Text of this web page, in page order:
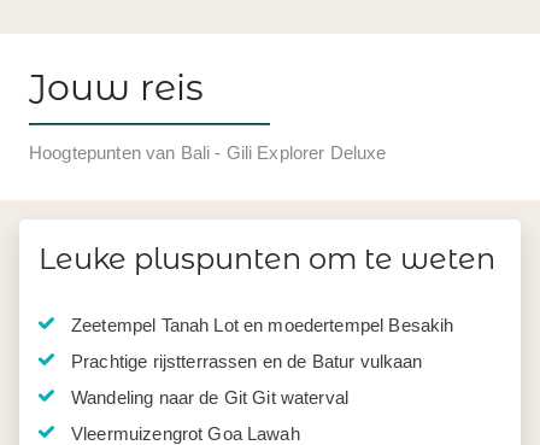
Jouw reis
Hoogtepunten van Bali - Gili Explorer Deluxe
Leuke pluspunten om te weten
Zeetempel Tanah Lot en moedertempel Besakih
Prachtige rijstterrassen en de Batur vulkaan
Wandeling naar de Git Git waterval
Vleermuizengrot Goa Lawah